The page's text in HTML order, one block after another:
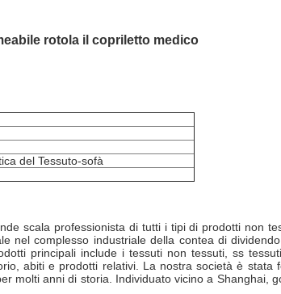
rotola il copriletto medico
del Tessuto-sofà
scala professionista di tutti i tipi di prodotti non
nel complesso industriale della contea di dividendo
principali include i tessuti non tessuti, ss
abiti e prodotti relativi. La nostra società è stata
molti anni di storia. Individuato vicino a Shanghai,